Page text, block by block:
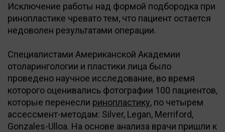
Исключение работы над формой подбородка при
ринопластике чревато тем, что пациент остается
недоволен результатами операции.
Специалистами Американской Академии
отоларингологии и пластики лица было
проведено научное исследование, во время
которого оценивались фотографии 100 пациентов,
которые перенесли ринопластику, по четырем
ассессмент-методам: Silver, Legan, Merriford,
Gonzales-Ulloa. На основе анализа врачи пришли к